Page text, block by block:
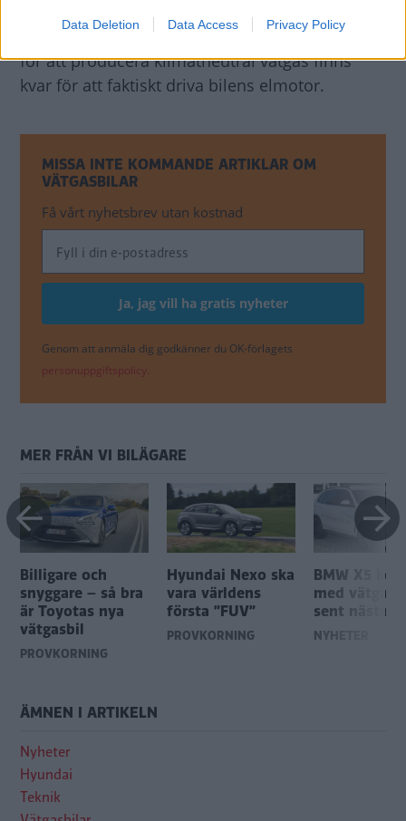
Data Deletion Data Access Privacy Policy
Vätgasdrift är också
ineffektivt energimässigt
– mindre än 40 procent av energin som går åt
för att producera klimatneutral vätgas finns
kvar för att faktiskt driva bilens elmotor.
MISSA INTE KOMMANDE ARTIKLAR OM
VÄTGASBILAR
Få vårt nyhetsbrev utan kostnad
Genom att anmäla dig godkänner du OK-förlagets
personuppgiftspolicy.
MER FRÅN VI BILÄGARE
Billigare och
snyggare – så bra
är Toyotas nya
vätgasbil
PROVKÖRNING
Hyundai Nexo ska
vara världens
första ”FUV”
PROVKÖRNING
BMW X5
med
sent nästa år
NYHETER
ÄMNEN I ARTIKELN
Nyheter
Hyundai
Teknik